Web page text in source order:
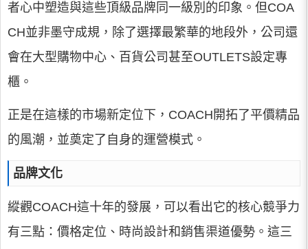
者心中塑造與這些頂級品牌同一級別的印象。但COA
CH並非墨守成規，除了選擇最繁華的地段外，公司還
會在大型購物中心、百貨公司甚至OUTLETS設定專
櫃。
正是在這樣的市場新定位下，COACH開拓了平價精品
的風潮，並奠定了自身的運營模式。
品牌文化
縱觀COACH這十年的發展，可以看出它的核心競爭力
有三點：價格定位、時尚設計和銷售渠道優勢。這三